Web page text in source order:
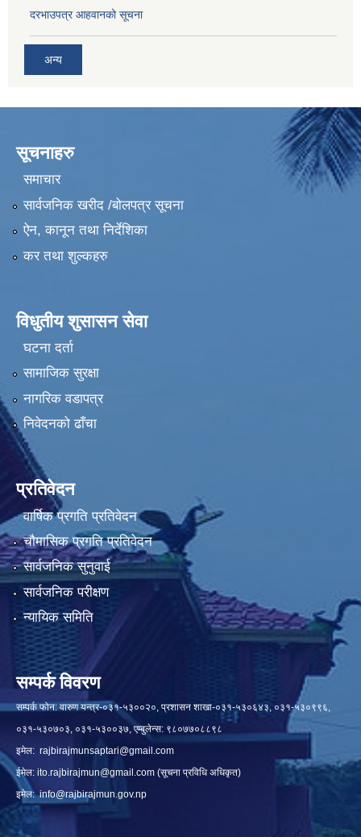
दरभाउपत्र आहवानको सूचना
अन्य
सूचनाहरु
समाचार
सार्वजनिक खरीद /बोलपत्र सूचना
ऐन, कानून तथा निर्देशिका
कर तथा शुल्कहरु
विधुतीय शुसासन सेवा
घटना दर्ता
सामाजिक सुरक्षा
नागरिक वडापत्र
निवेदनको ढाँचा
प्रतिवेदन
वार्षिक प्रगति प्रतिवेदन
चौमासिक प्रगति प्रतिवेदन
सार्वजनिक सुनुवाई
सार्वजनिक परीक्षण
न्यायिक समिति
सम्पर्क विवरण
सम्पर्क फोन: वारुण यन्त्र-०३१-५३००२०, प्रशासन शाखा-०३१-५३०६४३, ०३१-५३०९९६,
०३१-५३०७०३, ०३१-५३००३७, एम्बुलेन्स: ९८०७७०८८९८
इमेल: rajbirajmunsaptari@gmail.com
ईमेल: ito.rajbirajmun@gmail.com (सूचना प्रविधि अधिकृत)
इमेल:info@rajbirajmun.gov.np